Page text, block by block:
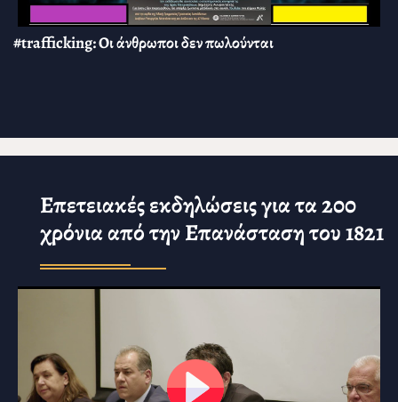
#trafficking: Οι άνθρωποι δεν πωλούνται
Επετειακές εκδηλώσεις για τα 200
χρόνια από την Επανάσταση του 1821